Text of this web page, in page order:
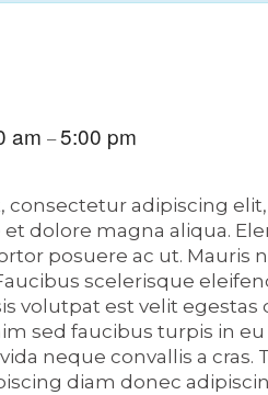
am –5:00 pm
adipiscing
dolore magna aliqua.
posuere ac ut. Mauris
scelerisque
volutpat est velit egestas
sed faucibus turpis in
neque convallis a cras.
diam donec